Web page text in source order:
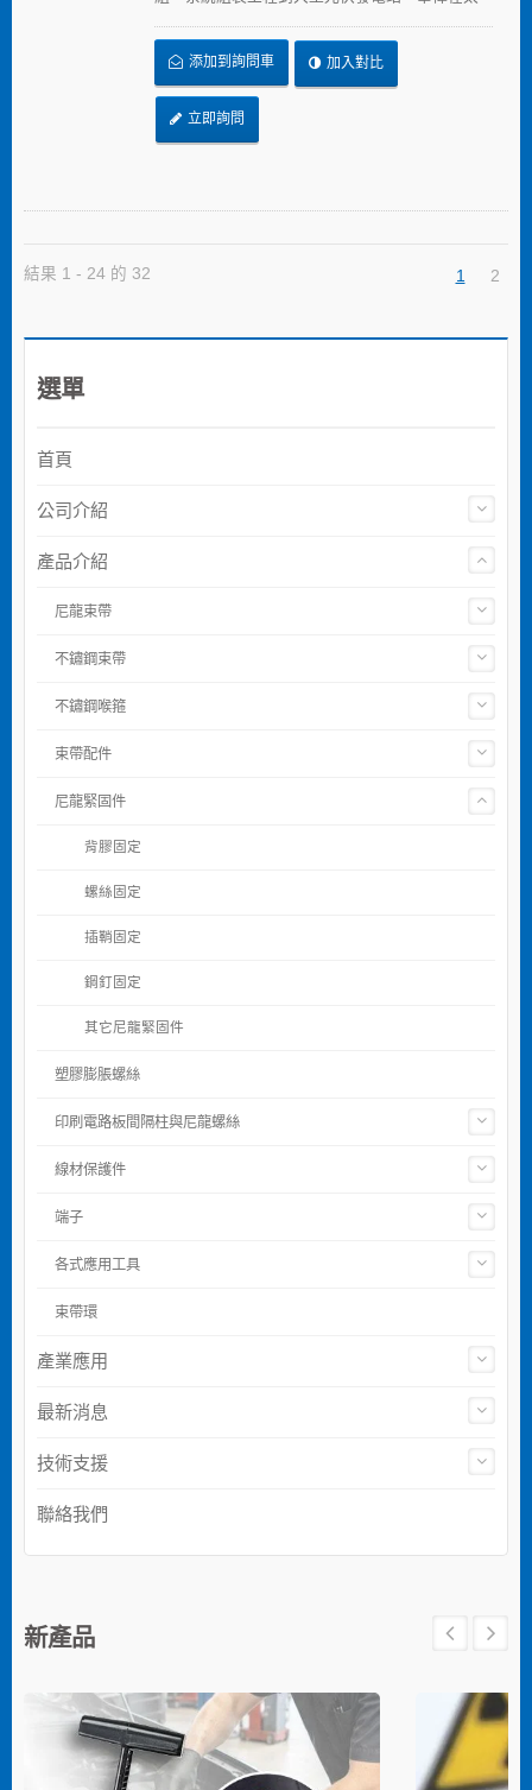
座、浪管到邊緣夾，提供兼顧品質與價格的解決
方案，加速節省安裝時間、採用更可靠的PA12原
料，在惡劣的環境下表現出色，延長產品使用壽
命。
添加到詢問車 加入對比
立即詢問
結果 1 - 24 的 32 1 2
選單
首頁
公司介紹
產品介紹
尼龍束帶
不鏽鋼束帶
不鏽鋼喉箍
束帶配件
尼龍緊固件
背膠固定
螺絲固定
插鞘固定
鋼釘固定
其它尼龍緊固件
塑膠膨脹螺絲
印刷電路板間隔柱與尼龍螺絲
線材保護件
端子
各式應用工具
束帶環
產業應用
最新消息
技術支援
聯絡我們
新產品